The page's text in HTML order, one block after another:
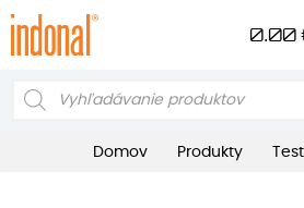
0.00
Products
Domov Produkty Test